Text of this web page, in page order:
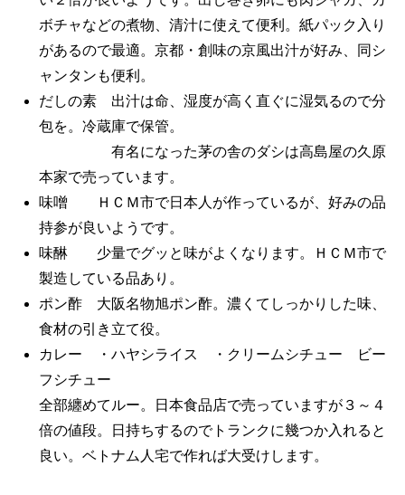
ボチャなどの煮物、清汁に使えて便利。紙パック入り
があるので最適。京都・創味の京風出汁が好み、同シ
ャンタンも便利。
だしの素 出汁は命、湿度が高く直ぐに湿気るので分
包を。冷蔵庫で保管。
有名になった茅の舎のダシは高島屋の久原
本家で売っています。
味噌 ＨＣＭ市で日本人が作っているが、好みの品
持参が良いようです。
味醂 少量でグッと味がよくなります。ＨＣＭ市で
製造している品あり。
ポン酢 大阪名物旭ポン酢。濃くてしっかりした味、
食材の引き立て役。
カレー ・ハヤシライス ・クリームシチュー ビー
フシチュー
全部纏めてルー。日本食品店で売っていますが３～４
倍の値段。日持ちするのでトランクに幾つか入れると
良い。ベトナム人宅で作れば大受けします。